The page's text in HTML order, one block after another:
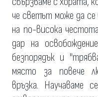
че светът може да
на по-висока
дар на
безпорядък и
място за повече
връзка. Научаваме